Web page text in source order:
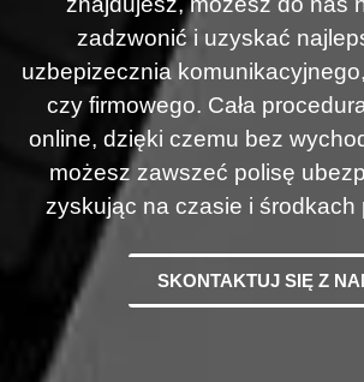
zadzwonić i uzyskać
uzbepizecznia
czy firmowego. Cała
online, dzięki czemu bez
możesz zawszeć polisę
zyskując na czasie i środkach
SKONTAKTUJ SIĘ Z